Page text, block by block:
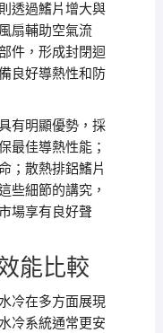
透過鰭片增大與
扇輔助空氣流
件，形成封閉迴
良好導熱性和防
有明顯優勢，採
最佳導熱性能；
；散熱排鋁鰭片
些細節的講究，
場享有良好聲
能比較
冷在多方面展現
冷系統通常更安